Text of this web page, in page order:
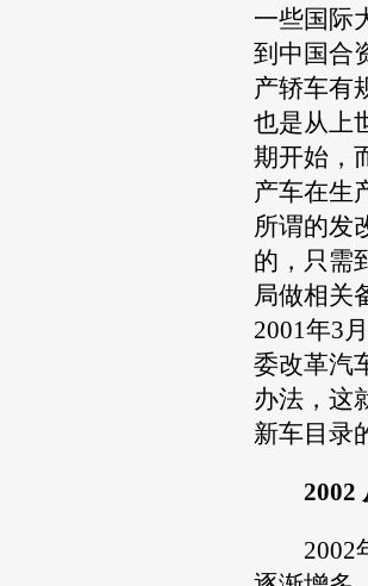
一些国际
到中国合
产轿车有
也是从上
期开始，
产车在生
所谓的发
的，只需
局做相关
2001年3
委改革汽
办法，这
新车目录
2002
2002